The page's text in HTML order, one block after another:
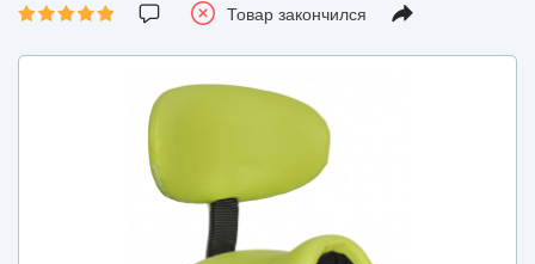
Новости
Акции
Товар закончился